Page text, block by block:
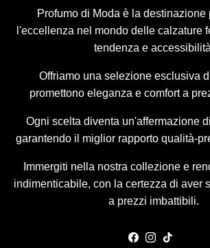
Profumo di Moda è la destinazione
l'eccellenza nel mondo delle calzature
tendenza e
Offriamo una selezione esclusiva
promettono eleganza e comfort a
Ogni scelta diventa un'affermazione
garantendo il miglior rapporto qualità-
Immergiti nella nostra collezione e
indimenticabile, con la certezza di aver
a prezzi imbattibili.
Facebook
Instagram
TikTok